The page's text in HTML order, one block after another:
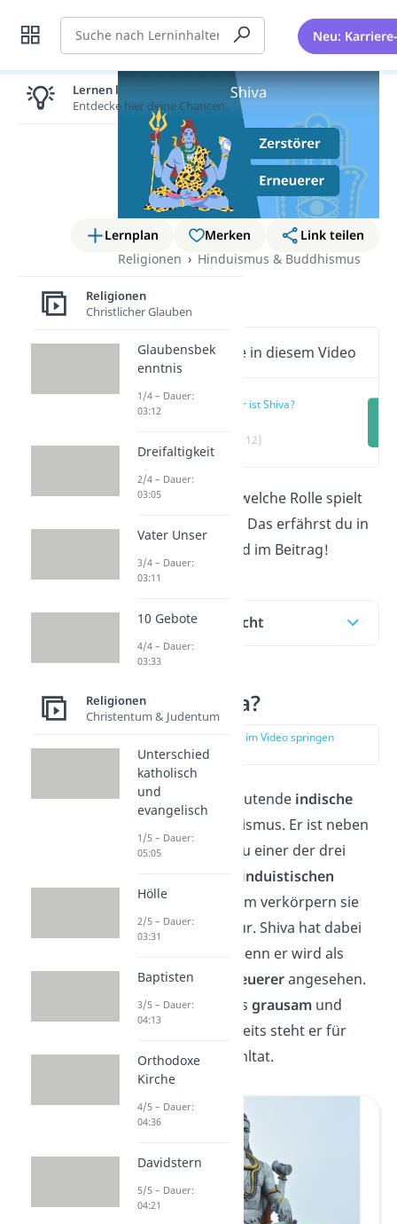
Suche Neu:
Lernplan Merken
Link teilen
Religionen
Hinduismus & Buddhismus
Shiva
Wichtige Inhalte in diesem Video
Wer ist Shiva?
(00:12)
Wer ist
und welche Rolle spielt
er im Hinduismus? Das erfährst du in
und im Beitrag!
Inhaltsübersicht
Wer ist Shiva?
zur Stelle im Video springen
(00:12)
Shivaist eine bedeutendeindische
im Hinduismus. Er ist neben
Brahma und Vishnu einer der drei
hinduistischen
Trinität
. Gemeinsam verkörpern sie
die Kräfte der Natur. Shiva hat dabei
eine Doppelrolle, denn er wird als
Zerstörerund Erneuererangesehen.
Einerseits gilt er als grausamund
bösartig, andererseits steht er für
Hoffnungund Wohltat.
Lernen lohnt sich!
Entdecke hier deine Chancen.
Religionen
Christlicher Glauben
Glaubensbek
enntnis
1/4 – Dauer:
03:12
Dreifaltigkeit
2/4 – Dauer:
03:05
Vater Unser
3/4 – Dauer:
03:11
10 Gebote
4/4 – Dauer:
03:33
Religionen
Christentum & Judentum
Unterschied
katholisch
und
evangelisch
1/5 – Dauer:
05:05
Hölle
2/5 – Dauer:
03:31
Baptisten
3/5 – Dauer:
04:13
Orthodoxe
Kirche
4/5 – Dauer:
04:36
Davidstern
5/5 – Dauer:
04:21